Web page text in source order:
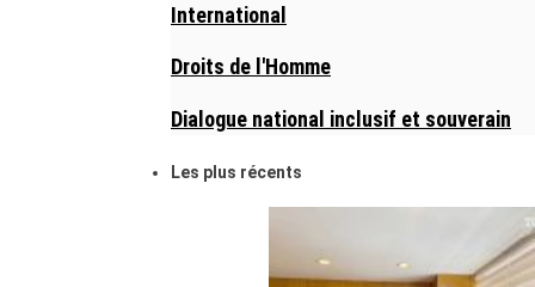
International
Droits de l'Homme
Dialogue national inclusif et souverain
Les plus récents